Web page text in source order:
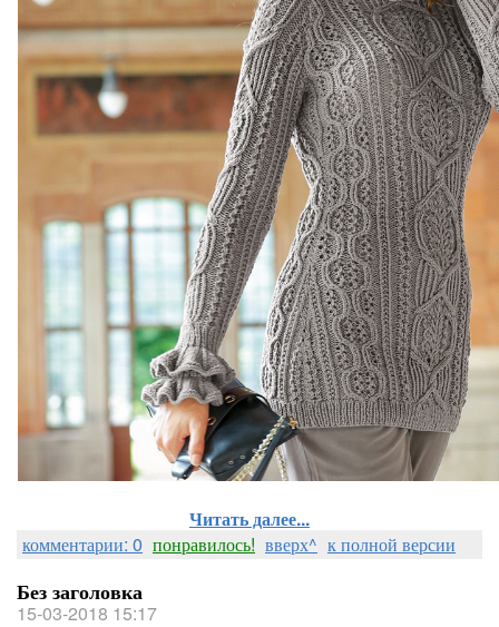
Читать далее...
комментарии: 0 понравилось! вверх^ к полной версии
Без заголовка
15-03-2018 15:17